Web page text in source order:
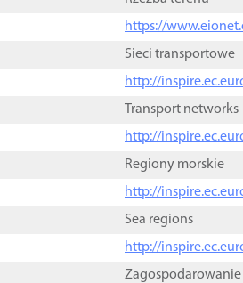
https://
Sieci transportowe
http://
Transport networks
http://
Regiony morskie
http://
Sea regions
http://
Zagospodarowanie